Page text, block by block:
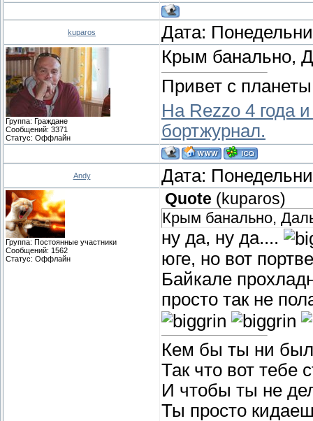
kuparos Дата:
Группа: Граждане
Сообщений: 3371
Статус: Оффлайн
Крым банально,
Привет с
На Rezzo 4 года
бортжурнал.
Andy Дата:
Группа: Постоянные участники
Сообщений: 1562
Статус: Оффлайн
Quote (kuparos)
Крым банально,
ну да, ну да....
юге, но вот
Байкале
просто так не
Кем бы ты ни
Так что вот тебе
И чтобы ты не
Ты просто